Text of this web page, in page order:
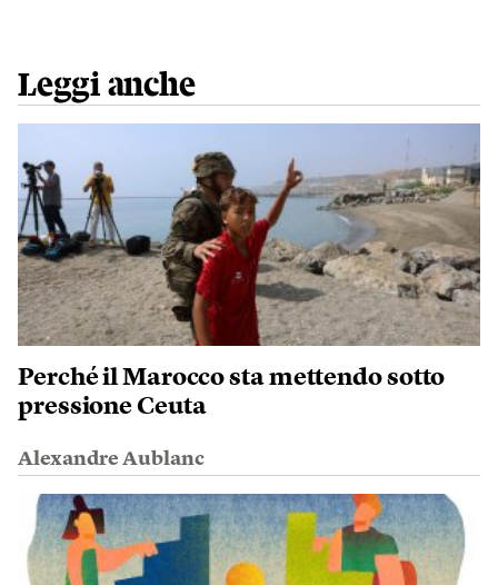
Leggi anche
Perché il Marocco sta mettendo sotto
pressione Ceuta
Alexandre Aublanc